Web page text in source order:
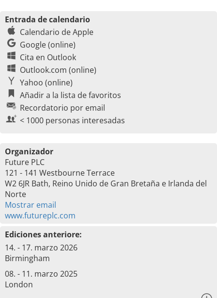
Entrada de calendario
Calendario de Apple
Google (online)
Cita en Outlook
Outlook.com (online)
Yahoo (online)
Añadir a la lista de favoritos
Recordatorio por email
< 1000 personas interesadas
Organizador
Future PLC
121 - 141 Westbourne Terrace
W2 6JR Bath, Reino Unido de Gran Bretaña e Irlanda del
Norte
Mostrar email
www.futureplc.com
Ediciones anteriore:
14. - 17. marzo 2026
Birmingham
08. - 11. marzo 2025
London